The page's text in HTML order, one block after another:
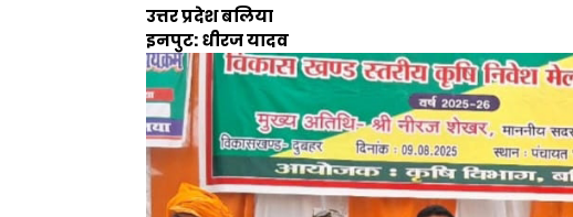
उत्तर प्रदेश बलिया
इनपुट: धीरज यादव